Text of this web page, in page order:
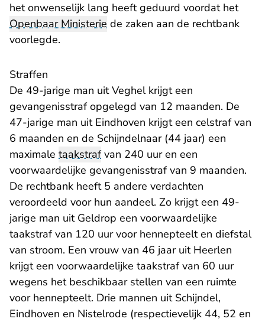
het onwenselijk lang heeft geduurd voordat het
Openbaar Ministerie de zaken aan de rechtbank
voorlegde.
Straffen
De 49-jarige man uit Veghel krijgt een
gevangenisstraf opgelegd van 12 maanden. De
47-jarige man uit Eindhoven krijgt een celstraf van
6 maanden en de Schijndelnaar (44 jaar) een
maximale taakstrafvan 240 uur en een
voorwaardelijke gevangenisstraf van 9 maanden.
De rechtbank heeft 5 andere verdachten
veroordeeld voor hun aandeel. Zo krijgt een 49-
jarige man uit Geldrop een voorwaardelijke
taakstraf van 120 uur voor hennepteelt en diefstal
van stroom. Een vrouw van 46 jaar uit Heerlen
krijgt een voorwaardelijke taakstraf van 60 uur
wegens het beschikbaar stellen van een ruimte
voor hennepteelt. Drie mannen uit Schijndel,
Eindhoven en Nistelrode (respectievelijk 44, 52 en